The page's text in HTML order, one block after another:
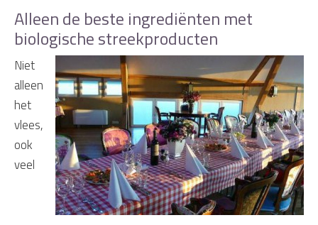
Alleen de beste ingrediënten met
biologische streekproducten
Niet
alleen
het
vlees,
ook
veel